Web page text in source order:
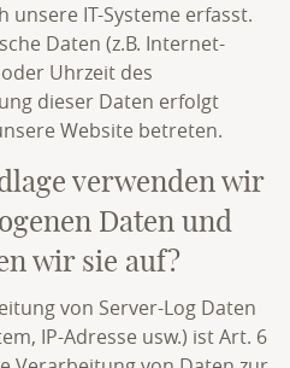
unsere IT-Systeme erfasst.
Daten (z.B. Internet-
Uhrzeit des
dieser Daten erfolgt
Website betreten.
verwenden wir
Daten und
wir sie auf?
von Server-Log Daten
IP-Adresse usw.) ist Art. 6